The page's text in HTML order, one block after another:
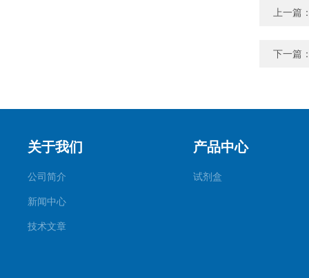
上一篇
下一篇
关于我们
公司简介
新闻中心
技术文章
产品中心
试剂盒